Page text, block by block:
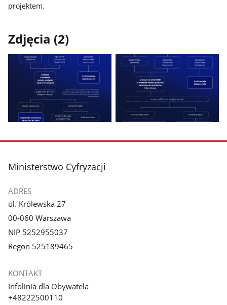
projektem.
Zdjęcia (2)
zdjęcie
galerii.
zdjęcie
stopka
Ministerstwo Cyfryzacji
ADRES
ul. Królewska 27
00-060 Warszawa
NIP 5252955037
Regon 525189465
KONTAKT
Infolinia dla Obywatela
+48222500110